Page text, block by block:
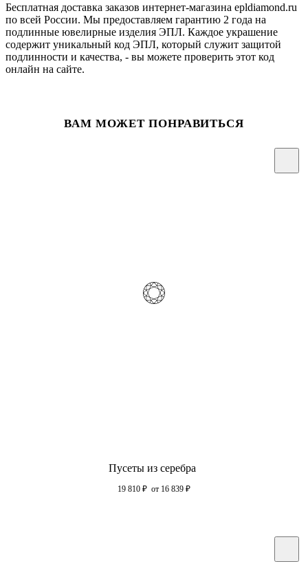
Бесплатная доставка заказов интернет-магазина epldiamond.ru
по всей России. Мы предоставляем гарантию 2 года на
подлинные ювелирные изделия ЭПЛ. Каждое украшение
содержит уникальный код ЭПЛ, который служит защитой
подлинности и качества, - вы можете проверить этот код
онлайн на сайте.
ВАМ МОЖЕТ ПОНРАВИТЬСЯ
Пусеты из серебра
19 810 ₽ от 16 839 ₽